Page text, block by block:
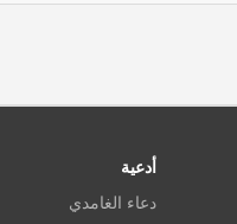
أدعية
دعاء الغامدي